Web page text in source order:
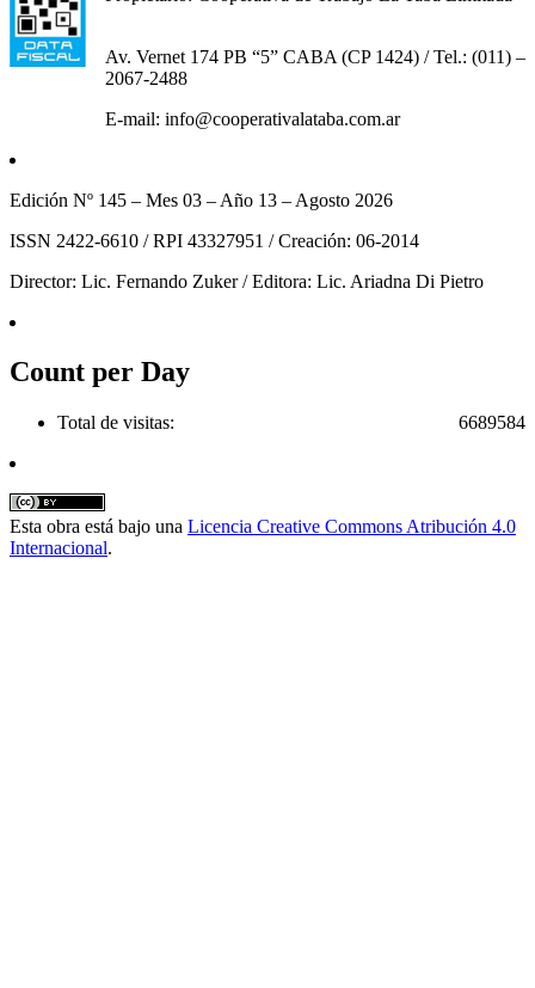
Av. Vernet 174 PB “5” CABA (CP 1424) / Tel.: (011) –
2067-2488
E-mail: info@cooperativalataba.com.ar
Edición Nº 145 – Mes 03 – Año 13 – Agosto 2026
ISSN 2422-6610 / RPI 43327951 / Creación: 06-2014
Director: Lic. Fernando Zuker / Editora: Lic. Ariadna Di Pietro
Count per Day
6689584
Total de visitas:
Esta obra está bajo una Licencia Creative Commons Atribución 4.0
Internacional.